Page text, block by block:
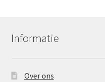
Informatie
Over ons